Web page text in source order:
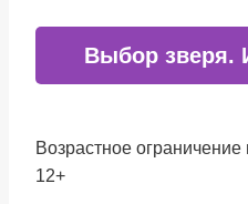
Выбор зверя.
Возрастное ограничение
12+